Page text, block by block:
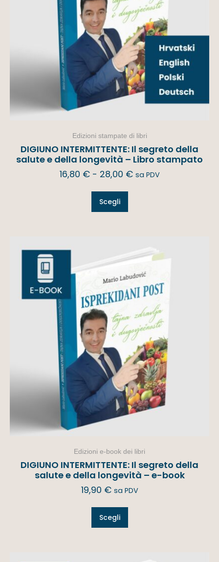
Edizioni stampate di libri
DIGIUNO INTERMITTENTE: Il segreto della
salute e della longevità – Libro stampato
16,80 € - 28,00 € sa PDV
Scegli
Edizioni e-book dei libri
DIGIUNO INTERMITTENTE: Il segreto della
salute e della longevità – e-book
19,90 € sa PDV
Scegli